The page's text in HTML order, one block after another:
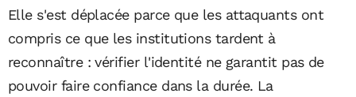
Elle s'est déplacée parce que les attaquants ont
compris ce que les institutions tardent à
reconnaître : vérifier l'identité ne garantit pas de
pouvoir faire confiance dans la durée. La